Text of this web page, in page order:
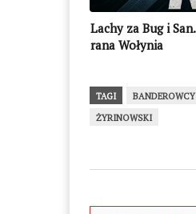
Lachy za Bug i
rana Wołynia
TAGI BANDEROWCY
ŻYRINOWSKI